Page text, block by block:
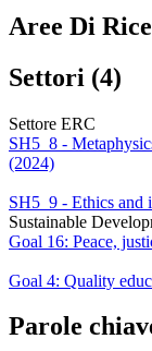
Aree Di
Settori (4)
Settore ERC
SH5_8 -
(2024)
SH5_9 - Ethics and
Sustainable
Goal 16: Peace,
Goal 4: Quality
Parole